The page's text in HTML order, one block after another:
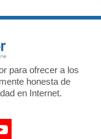
para ofrecer a los
honesta de
en Internet.